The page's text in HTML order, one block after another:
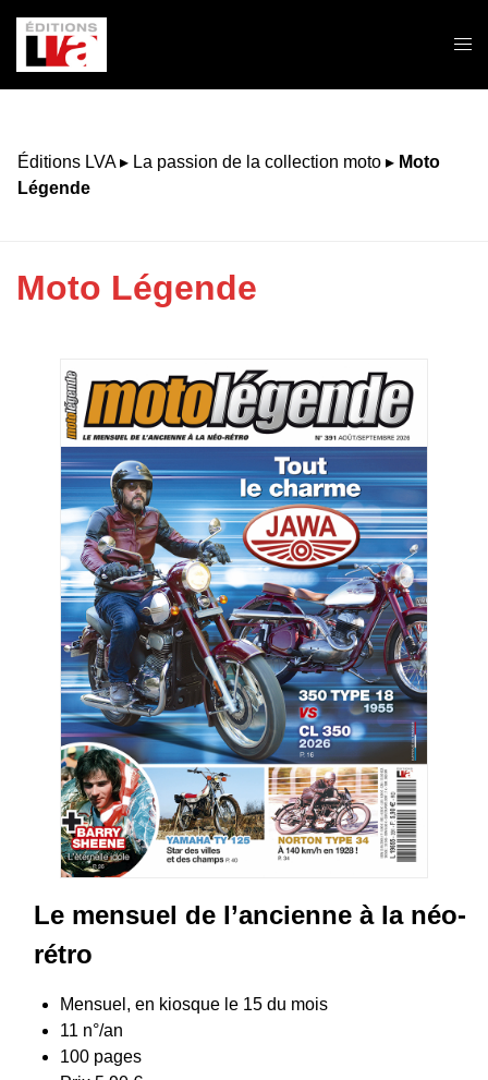
contenu
Éditions LVA▸ La passion de la collection moto ▸ Moto
Légende
Moto Légende
Le mensuel de l’ancienne à la néo-
rétro
Mensuel, en kiosque le 15 du mois
11 n°/an
100 pages